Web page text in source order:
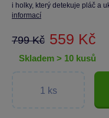
i holky, který detekuje pláč a
informací
799 Kč 559 Kč
skladem > 10 kusů